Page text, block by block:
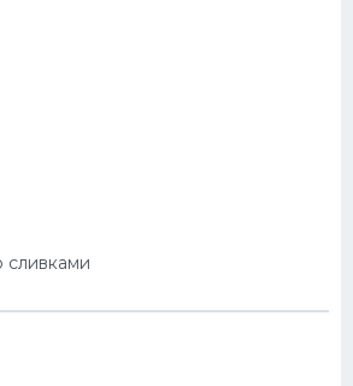
сливками